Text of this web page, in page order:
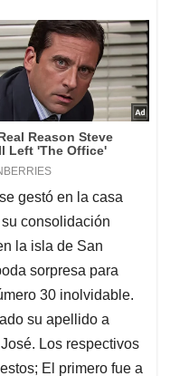
gestó en la casa
consolidación
la isla de San
sorpresa para
30 inolvidable.
su apellido a
Los respectivos
El primero fue a